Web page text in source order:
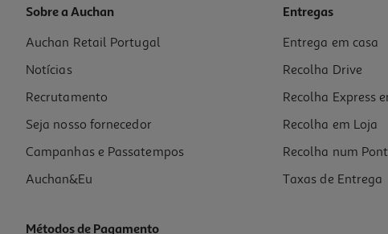
Gel Banho Feno De Portugal Hipoalergénico Amêndoas 650 Ml
9.98 €/Lt
6,49 €
Sobre a Auchan
Auchan Retail Portugal
Notícias
Recrutamento
Seja nosso fornecedor
Campanhas e Passatempos
Auchan&Eu
Entregas
Entrega em casa
Recolha Drive
Recolha Express
Recolha em Loja
Recolha num
Taxas de Entrega
Métodos de Pagamento